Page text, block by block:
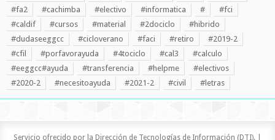
#fa2
#cachimba #electivo #informatica #
#fci
#caldif
#cursos #material #2dociclo
#hibrido
#dudaseeggcc
#cicloverano #faci #retiro
#2019-2
#cfil
#porfavorayuda #4tociclo #cal3
#calculo
#eeggcc#ayuda
#transferencia #helpme
#electivos
#2020-2
#necesitoayuda #2021-2 #civil #letras
Servicio ofrecido por la Dirección de Tecnologías de Información (DTI). |